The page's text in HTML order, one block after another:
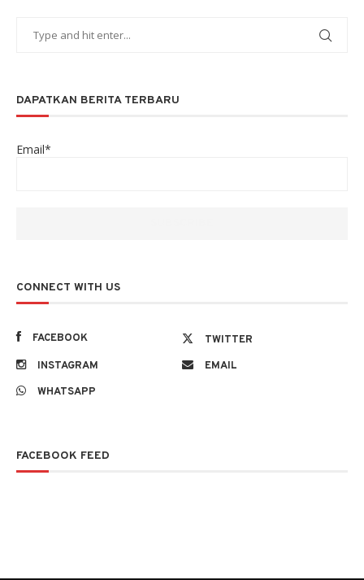
DAPATKAN BERITA TERBARU
Email*
CONNECT WITH US
FACEBOOK
TWITTER
INSTAGRAM
EMAIL
WHATSAPP
FACEBOOK FEED